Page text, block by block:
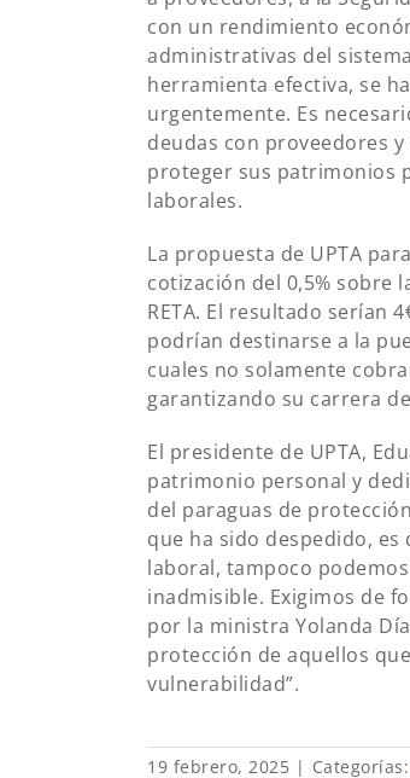
con un rendimiento
administrativas del
herramienta efectiva, se
urgentemente. Es
deudas con proveedores
proteger sus patrimonios
laborales.
La propuesta de UPTA
cotización del 0,5% sobre
RETA. El resultado serían
podrían destinarse a la
cuales no solamente
garantizando su carrera
El presidente de UPTA,
patrimonio personal y
del paraguas de
que ha sido despedido,
laboral, tampoco
inadmisible. Exigimos de
por la ministra Yolanda
protección de aquellos
vulnerabilidad”.
19 febrero, 2025 | Categorías: